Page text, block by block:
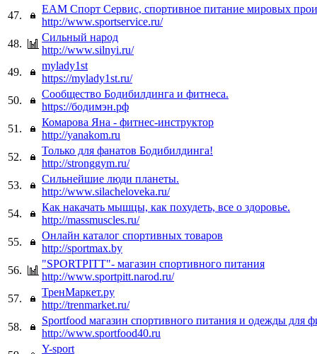
47.
ЕАМ Спорт Сервис, спортивное питание мировых
http://www.sportservice.ru/
48.
Сильный народ
http://www.silnyi.ru/
49.
mylady1st
https://mylady1st.ru/
50.
Сообщество Бодибилдинга и фитнеса.
https://бодимэн.рф
51.
Комарова Яна - фитнес-инструктор
http://yanakom.ru
52.
Только для фанатов Бодибилдинга!
http://stronggym.ru/
53.
Сильнейшие люди планеты.
http://www.silacheloveka.ru/
54.
Как накачать мышцы, как похудеть, все о здоровье.
http://massmuscles.ru/
55.
Онлайн каталог спортивных товаров
http://sportmax.by
56.
"SPORTPITT"- магазин спортивного питания
http://www.sportpitt.narod.ru/
57.
ТренМаркет.ру
http://trenmarket.ru/
58.
Sportfood магазин спортивного питания и одежды для
http://www.sportfood40.ru
Y-sport